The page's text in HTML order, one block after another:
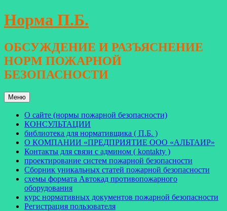
Перейти
к
Норма П.Б.
ОБСУЖДЕНИЕ И РАЗЪЯСНЕНИЕ
НОРМ ПОЖАРНОЙ
БЕЗОПАСНОСТИ
Меню
О сайте (нормы пожарной безопасности)
КОНСУЛЬТАЦИИ
библиотека для нормативщика ( П.Б. )
О КОМПАНИИ «ПРЕДПРИЯТИЕ ООО «АЛЬТАИР»
Контакты для связи с админом ( kontakty )
проектирование систем пожарной безопасности
Сборник уникальных статей пожарной безопасности
схемы формата Автокад противопожарного
оборудования
курс нормативных документов пожарной безопасности
Регистрация пользователя